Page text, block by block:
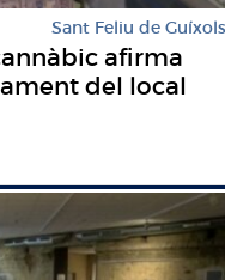
Sant Feliu de Guíxols
afirma
del local